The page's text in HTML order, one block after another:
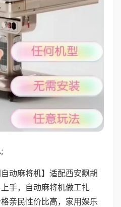
自动麻将机】适配西安飘胡
手，自动麻将机做工扎
亲民性价比高，家用娱乐